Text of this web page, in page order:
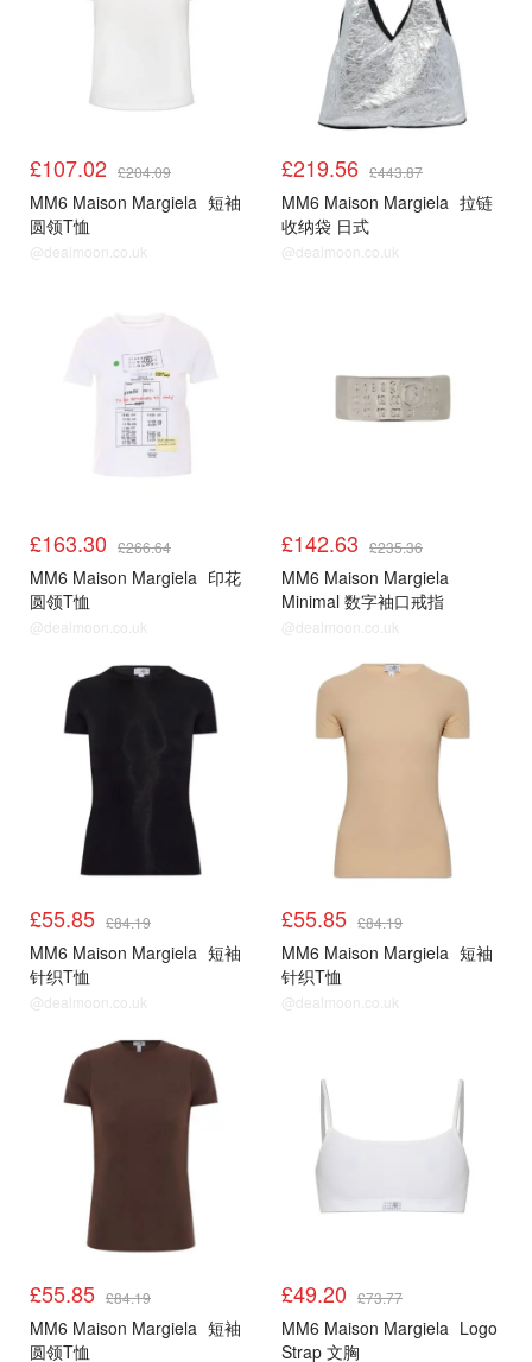
£107.02 £204.09
MM6 Maison Margiela 短袖
圆领T恤
@dealmoon.co.uk
£219.56 £443.87
MM6 Maison Margiela 拉链
收纳袋 日式
@dealmoon.co.uk
£163.30 £266.64
MM6 Maison Margiela 印花
圆领T恤
@dealmoon.co.uk
£142.63 £235.36
MM6 Maison Margiela
Minimal 数字袖口戒指
@dealmoon.co.uk
£55.85 £84.19
MM6 Maison Margiela 短袖
针织T恤
@dealmoon.co.uk
£55.85 £84.19
MM6 Maison Margiela 短袖
针织T恤
@dealmoon.co.uk
£55.85 £84.19
MM6 Maison Margiela 短袖
圆领T恤
£49.20 £73.77
MM6 Maison Margiela Logo
Strap 文胸